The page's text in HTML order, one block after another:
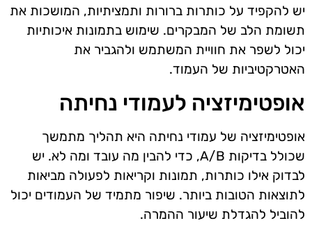
יש להקפיד על כותרות ברורות ותמציתיות, המושכות את
תשומת הלב של המבקרים. שימוש בתמונות איכותיות
יכול לשפר את חוויית המשתמש ולהגביר את
האטרקטיביות של העמוד.
אופטימיזציה לעמודי נחיתה
אופטימיזציה של עמודי נחיתה היא תהליך מתמשך
שכולל בדיקות A/B, כדי להבין מה עובד ומה לא. יש
לבדוק אילו כותרות, תמונות וקריאות לפעולה מביאות
לתוצאות הטובות ביותר. שיפור מתמיד של העמודים יכול
להוביל להגדלת שיעור ההמרה.